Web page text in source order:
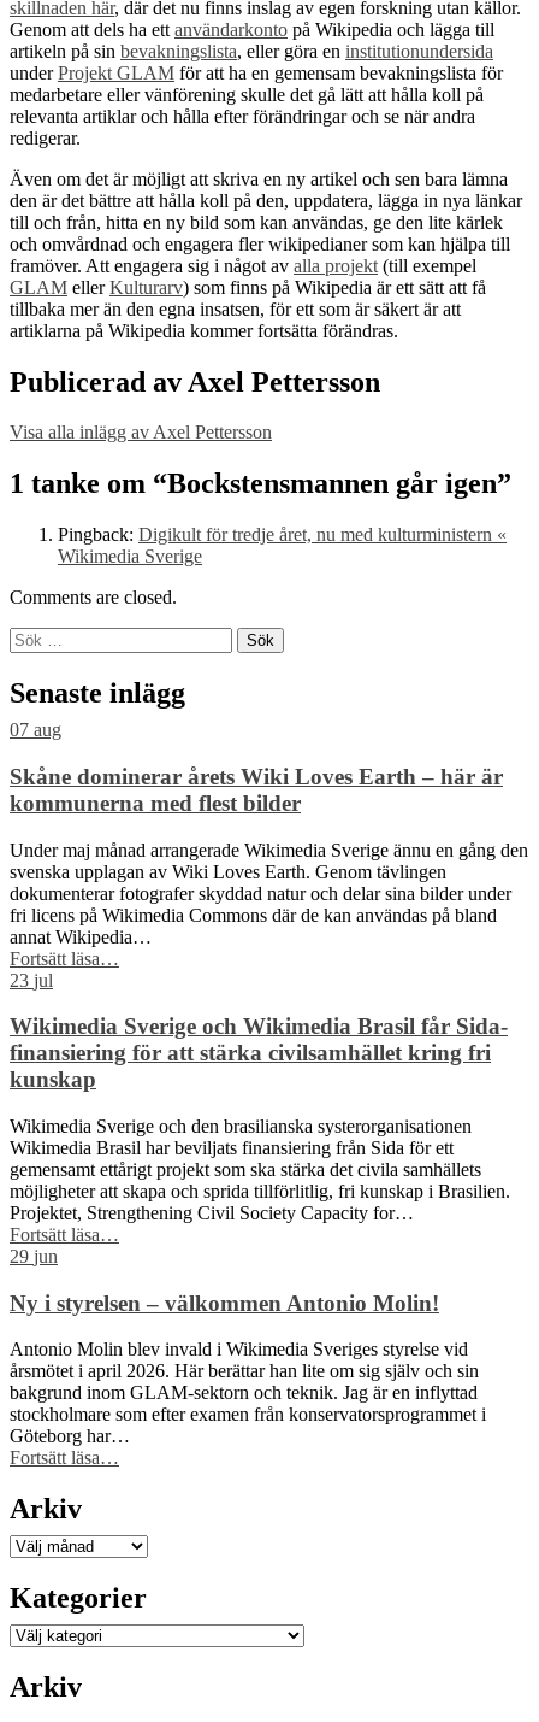
skillnaden här, där det nu finns inslag av egen forskning utan källor.
Genom att dels ha ett användarkonto på Wikipedia och lägga till
artikeln på sin bevakningslista, eller göra en institutionundersida
underProjekt GLAM för att ha en gemensam bevakningslista för
medarbetare eller vänförening skulle det gå lätt att hålla koll på
relevanta artiklar och hålla efter förändringar och se när andra
redigerar.
Även om det är möjligt att skriva en ny artikel och sen bara lämna
den är det bättre att hålla koll på den, uppdatera, lägga in nya länkar
till och från, hitta en ny bild som kan användas, ge den lite kärlek
och omvårdnad och engagera fler wikipedianer som kan hjälpa till
framöver. Att engagera sig i något av alla projekt (till exempel
GLAM ellerKulturarv) som finns på Wikipedia är ett sätt att få
tillbaka mer än den egna insatsen, för ett som är säkert är att
artiklarna på Wikipedia kommer fortsätta förändras.
Publicerad av Axel Pettersson
Visa alla inlägg av Axel Pettersson
back
to
navigation
1 tanke om “Bockstensmannen går igen”
Pingback: Digikult för tredje året, nu med kulturministern «
Wikimedia Sverige
Comments are closed.
Sök
efter:
Senaste inlägg
07 aug
Skåne dominerar årets Wiki Loves Earth – här är
kommunerna med flest bilder
Under maj månad arrangerade Wikimedia Sverige ännu en gång den
svenska upplagan av Wiki Loves Earth. Genom tävlingen
dokumenterar fotografer skyddad natur och delar sina bilder under
fri licens på Wikimedia Commons där de kan användas på bland
annat Wikipedia…
Fortsätt läsa
Wiki
Loves
Earth
är
kommunerna
med
flest
bilder”
…
23 jul
Wikimedia Sverige och Wikimedia Brasil får Sida-
finansiering för att stärka civilsamhället kring fri
kunskap
Wikimedia Sverige och den brasilianska systerorganisationen
Wikimedia Brasil har beviljats finansiering från Sida för ett
gemensamt ettårigt projekt som ska stärka det civila samhällets
möjligheter att skapa och sprida tillförlitlig, fri kunskap i Brasilien.
Projektet, Strengthening Civil Society Capacity for…
Fortsätt läsa
Wikimedia
Brasil
får
Sida-
finansiering
för
att
civilsamhället
kunskap”
…
29 jun
Ny i styrelsen – välkommen Antonio Molin!
Antonio Molin blev invald i Wikimedia Sveriges styrelse vid
årsmötet i april 2026. Här berättar han lite om sig själv och sin
bakgrund inom GLAM-sektorn och teknik. Jag är en inflyttad
stockholmare som efter examen från konservatorsprogrammet i
Göteborg har…
Fortsätt läsa“Ny
välkommen
Antonio
Molin!”
…
Arkiv
Arkiv
Kategorier
Kategorier
Arkiv